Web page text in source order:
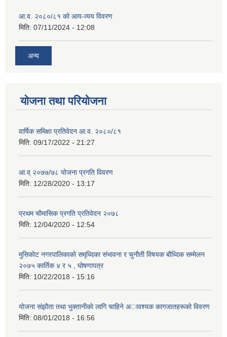
आ.व. २०८०/८१ को आय-व्यय विवरण
मिति: 07/11/2024 - 12:08
अन्य
योजना तथा परियोजना
वार्षिक समिक्षा प्रतिवेदन आ.व. २०८०/८१
मिति: 09/17/2022 - 21:27
आ.व् २०७७/७८ योजना प्रगति विवरण
मिति: 12/28/2020 - 13:17
प्रथम चाैमासिक प्रगति प्रतिवेदन २०७८
मिति: 12/04/2020 - 12:54
मुसिकाेट नगरपालिकाकाे समृध्दिका संभावना र चुनाैती विषयक बाैध्दिक सम्मेलन
२०७५ कार्तिक ४ र ५ , घाेषणापत्र
मिति: 10/22/2018 - 15:16
याेजना संझाैता तथा भुक्तानीकाे लागि चाहिने अावश्यक कागजातहरूकाे विवरण
मिति: 08/01/2018 - 16:56